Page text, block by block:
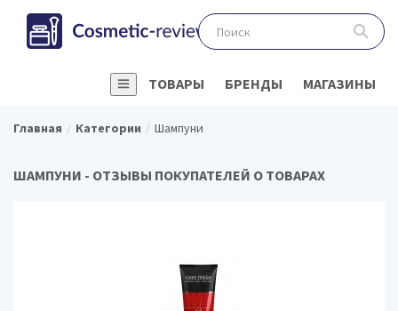
ТОВАРЫ БРЕНДЫ МАГАЗИНЫ
Главная Категории Шампуни
ШАМПУНИ - ОТЗЫВЫ ПОКУПАТЕЛЕЙ О ТОВАРАХ